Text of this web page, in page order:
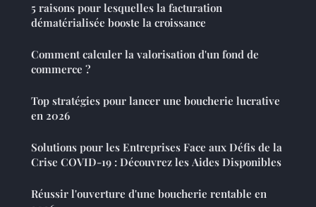
5 raisons pour lesquelles la facturation
dématérialisée booste la croissance
Comment calculer la valorisation d'un fond de
commerce ?
Top stratégies pour lancer une boucherie lucrative
en 2026
Solutions pour les Entreprises Face aux Défis de la
Crise COVID-19 : Découvrez les Aides Disponibles
Réussir l'ouverture d'une boucherie rentable en